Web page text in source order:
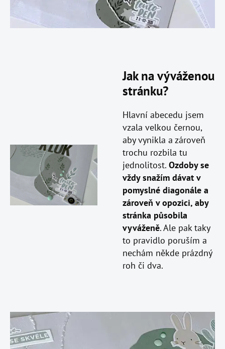
Jak na výváženou
stránku?
Hlavní abecedu jsem
vzala velkou černou,
aby vynikla a zároveň
trochu rozbila tu
jednolitost. Ozdoby se
vždy snažím dávat v
pomyslné diagonále a
zároveň v opozici, aby
stránka působila
vyváženě. Ale pak taky
to pravidlo poruším a
nechám někde prázdný
roh či dva.